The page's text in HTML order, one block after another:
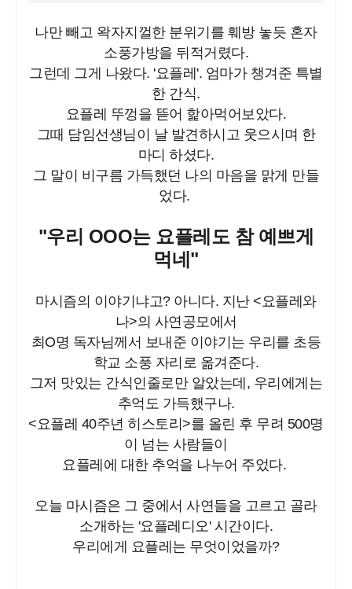
나만 빼고 왁자지껄한 분위기를 훼방 놓듯 혼자
소풍가방을 뒤적거렸다.
그런데 그게 나왔다. '요플레'. 엄마가 챙겨준 특별
한 간식.
요플레 뚜껑을 뜯어 핥아먹어보았다.
그때 담임선생님이 날 발견하시고 웃으시며 한
마디 하셨다.
그 말이 비구름 가득했던 나의 마음을 맑게 만들
었다.
"우리 OOO는 요플레도 참 예쁘게
먹네"
마시즘의 이야기냐고? 아니다. 지난 <요플레와
나>의 사연공모에서
최O명 독자님께서 보내준 이야기는 우리를 초등
학교 소풍 자리로 옮겨준다.
그저 맛있는 간식인줄로만 알았는데, 우리에게는
추억도 가득했구나.
<요플레 40주년 히스토리>를 올린 후 무려 500명
이 넘는 사람들이
요플레에 대한 추억을 나누어 주었다.
오늘 마시즘은 그 중에서 사연들을 고르고 골라
소개하는 '요플레디오' 시간이다.
우리에게 요플레는 무엇이었을까?